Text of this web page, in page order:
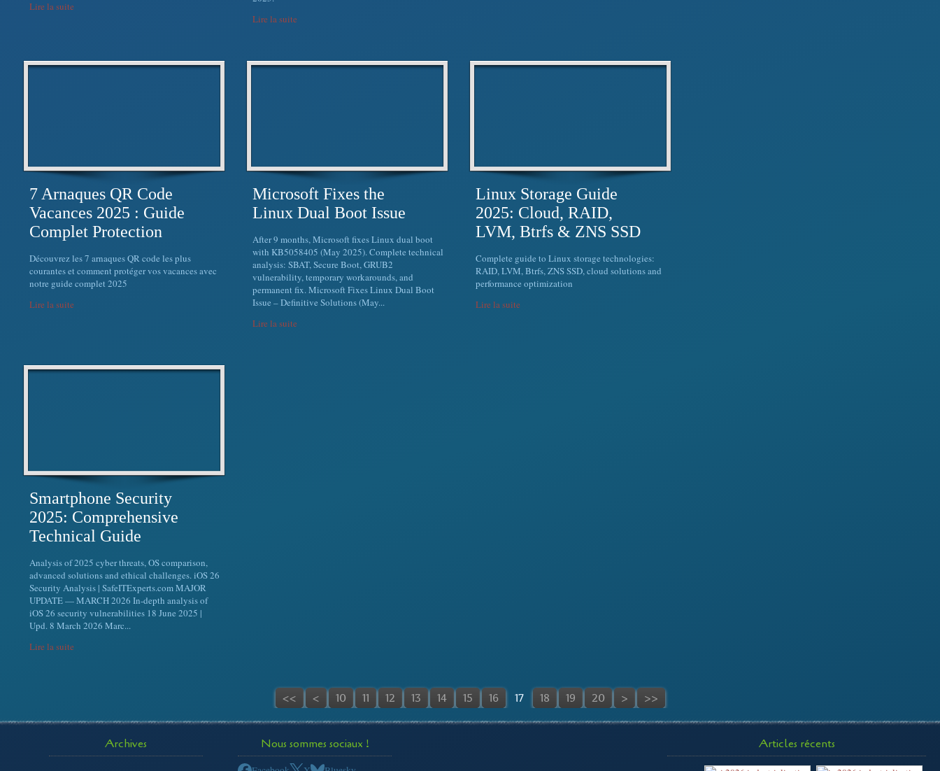
Lire la suite
Lire la suite
7 Arnaques QR Code
Vacances 2025 : Guide
Complet Protection
Découvrez les 7 arnaques QR code les plus
courantes et comment protéger vos vacances avec
notre guide complet 2025
Lire la suite
Microsoft Fixes the
Linux Dual Boot Issue
After 9 months, Microsoft fixes Linux dual boot
with KB5058405 (May 2025). Complete technical
analysis: SBAT, Secure Boot, GRUB2
vulnerability, temporary workarounds, and
permanent fix. Microsoft Fixes Linux Dual Boot
Issue – Definitive Solutions (May...
Lire la suite
Linux Storage Guide
2025: Cloud, RAID,
LVM, Btrfs & ZNS SSD
Complete guide to Linux storage technologies:
RAID, LVM, Btrfs, ZNS SSD, cloud solutions and
performance optimization
Lire la suite
Smartphone Security
2025: Comprehensive
Technical Guide
Analysis of 2025 cyber threats, OS comparison,
advanced solutions and ethical challenges. iOS 26
Security Analysis | SafeITExperts.com MAJOR
UPDATE — MARCH 2026 In-depth analysis of
iOS 26 security vulnerabilities 18 June 2025 |
Upd. 8 March 2026 Marc...
Lire la suite
<< < 10 11 12 13 14 15 16 17 18 19 20 > >>
Archives Nous sommes sociaux ! Articles récents